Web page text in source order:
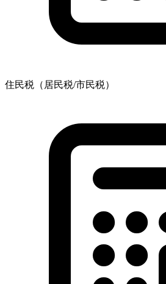
住民税（居民税/市民税）